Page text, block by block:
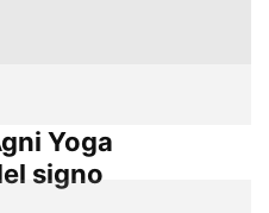
Yoga
signo